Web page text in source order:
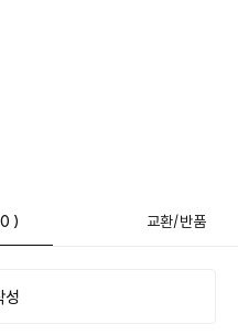
) 교환/반품
성